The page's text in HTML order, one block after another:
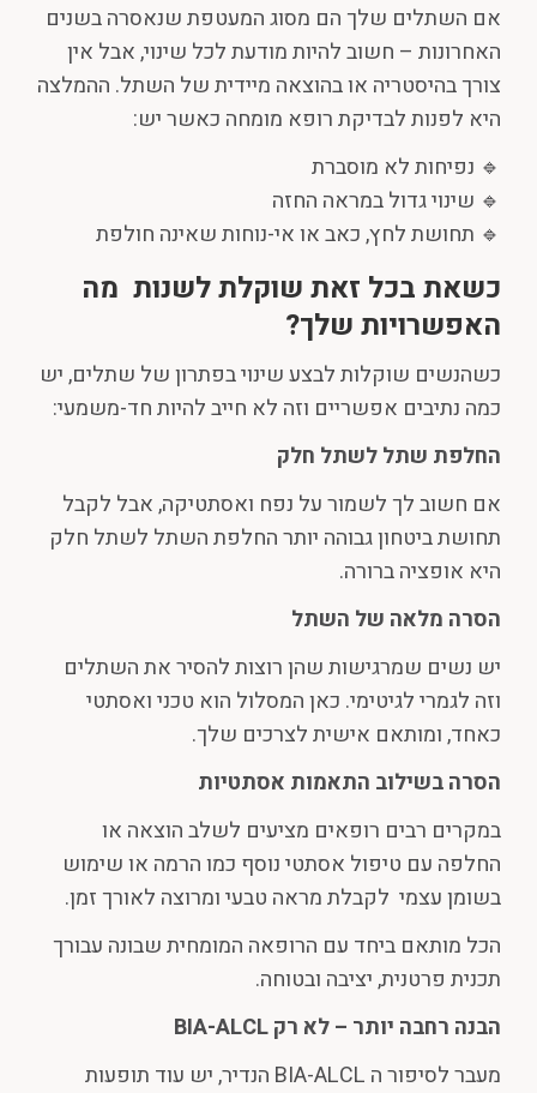
אם השתלים שלך הם מסוג המעטפת שנאסרה בשנים
האחרונות – חשוב להיות מודעת לכל שינוי, אבל אין
צורך בהיסטריה או בהוצאה מיידית של השתל. ההמלצה
היא לפנות לבדיקת רופא מומחה כאשר יש:
🔹 נפיחות לא מוסברת
🔹 שינוי גדול במראה החזה
🔹 תחושת לחץ, כאב או אי-נוחות שאינה חולפת
כשאת בכל זאת שוקלת לשנות מה
האפשרויות שלך?
כשהנשים שוקלות לבצע שינוי בפתרון של שתלים, יש
כמה נתיבים אפשריים וזה לא חייב להיות חד-משמעי:
החלפת שתל לשתל חלק
אם חשוב לך לשמור על נפח ואסתטיקה, אבל לקבל
תחושת ביטחון גבוהה יותר החלפת השתל לשתל חלק
היא אופציה ברורה.
הסרה מלאה של השתל
יש נשים שמרגישות שהן רוצות להסיר את השתלים
וזה לגמרי לגיטימי. כאן המסלול הוא טכני ואסתטי
כאחד, ומותאם אישית לצרכים שלך.
הסרה בשילוב התאמות אסתטיות
במקרים רבים רופאים מציעים לשלב הוצאה או
החלפה עם טיפול אסתטי נוסף כמו הרמה או שימוש
בשומן עצמי לקבלת מראה טבעי ומרוצה לאורך זמן.
הכל מותאם ביחד עם הרופאה המומחית שבונה עבורך
תכנית פרטנית, יציבה ובטוחה.
הבנה רחבה יותר – לא רק
מעבר לסיפור ה BIA-ALCL הנדיר, יש עוד תופעות